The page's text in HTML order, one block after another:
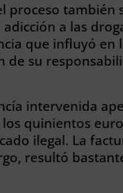
proceso también
a las
que influyó en
de su
intervenida
quinientos
ilegal. La
resultó